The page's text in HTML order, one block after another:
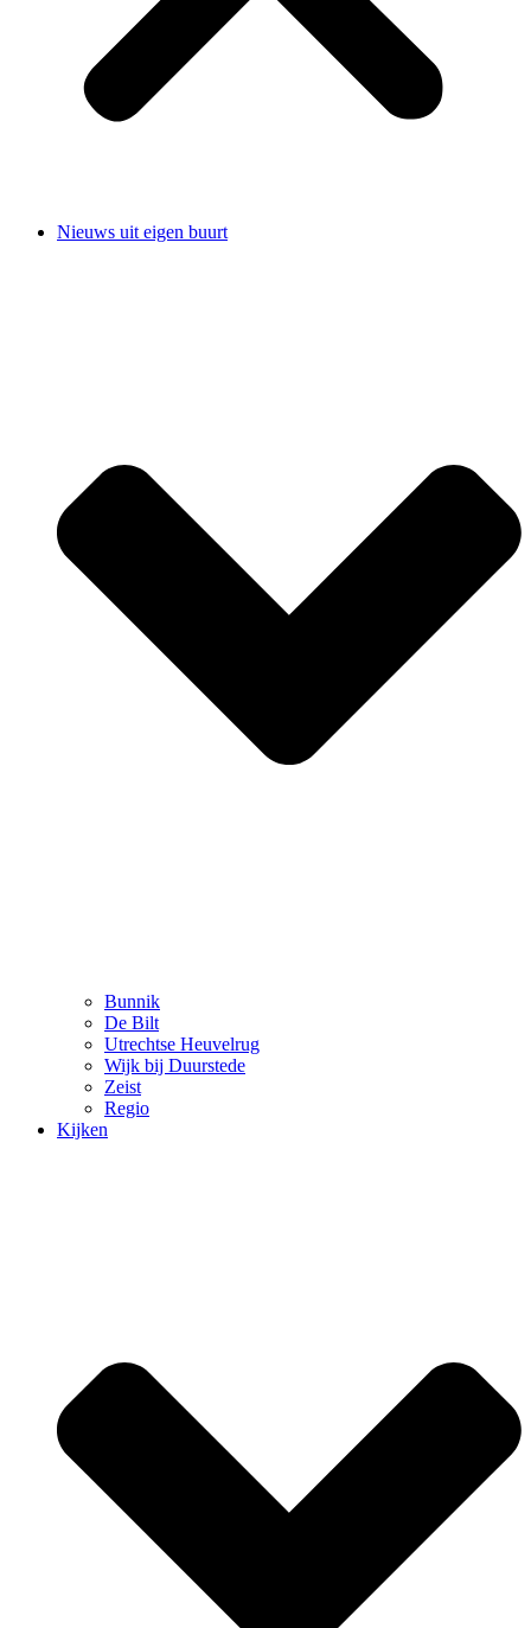
Nieuws uit eigen buurt
Bunnik
De Bilt
Utrechtse Heuvelrug
Wijk bij Duurstede
Zeist
Regio
Kijken